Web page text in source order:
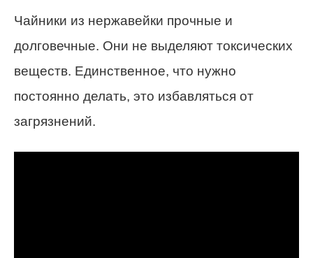
Чайники из нержавейки прочные и
долговечные. Они не выделяют токсических
веществ. Единственное, что нужно
постоянно делать, это избавляться от
загрязнений.